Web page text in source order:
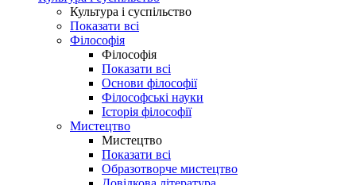
Культура і суспільство
Показати всі
Філософія
Філософія
Показати всі
Основи філософії
Філософські науки
Історія філософії
Мистецтво
Мистецтво
Показати всі
Образотворче мистецтво